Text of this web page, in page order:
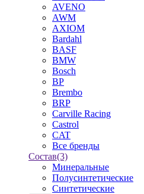
AVENO
AWM
AXIOM
Bardahl
BASF
BMW
Bosch
BP
Brembo
BRP
Carville Racing
Castrol
CAT
Все бренды
Состав(3)
Минеральные
Полусинтетические
Синтетические